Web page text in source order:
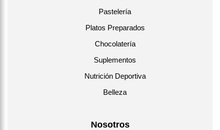
Pastelería
Platos Preparados
Chocolatería
Suplementos
Nutrición Deportiva
Belleza
Nosotros